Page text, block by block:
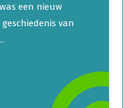
een nieuw
van